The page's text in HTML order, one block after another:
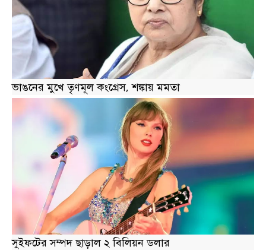
ভাঙনের মুখে তৃণমূল কংগ্রেস, শঙ্কায় মমতা
সুইফটের সম্পদ ছাড়াল ২ বিলিয়ন ডলার